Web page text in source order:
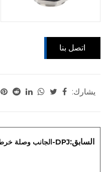
اتصل بنا
يشارك:
السابق:DPJ-الجانب وصلة خرطوم بلاستيكي